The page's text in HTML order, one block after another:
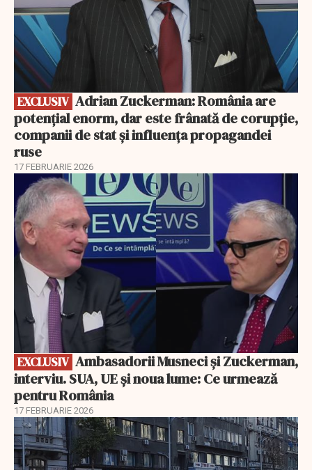
EXCLUSIV
potențial enorm, dar este frânată de corupție,
companii de stat și influența propagandei
ruse
17 FEBRUARIE 2026
EXCLUSIV
EXCLUSIV
interviu. SUA, UE și noua lume: Ce urmează
pentru România
17 FEBRUARIE 2026